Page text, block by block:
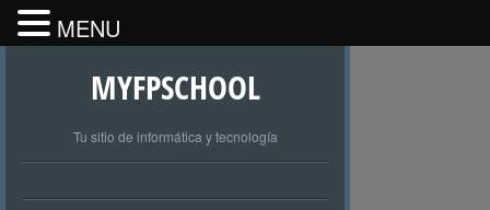
MYFPSCHOOL
Tu sitio de informática y tecnología
MENU